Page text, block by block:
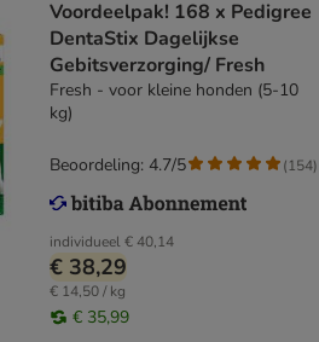
Voordeelpak! 168 x Pedigree
DentaStix Dagelijkse
Gebitsverzorging/ Fresh
Fresh - voor kleine honden (5-10
kg)
individueel€ 40,14
€ 38,29
€ 14,50 / kg
€ 35,99
Beoordeling: 4.7/5 (154)